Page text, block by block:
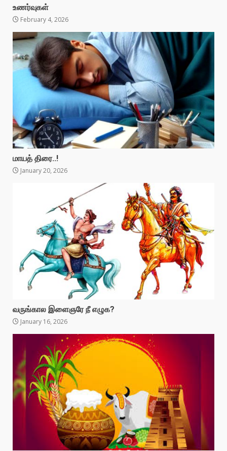
உணர்வுகள்
February 4, 2026
மாயத் திரை..!
January 20, 2026
வருங்கால இளைஞரே நீ எழுக?
January 16, 2026